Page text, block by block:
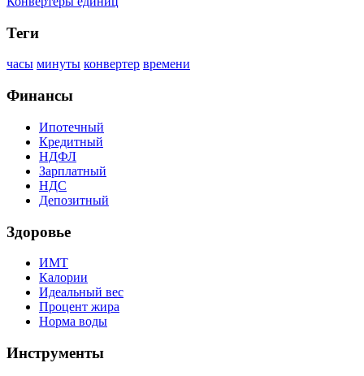
Теги
часы минуты конвертер времени
Финансы
Ипотечный
Кредитный
НДФЛ
Зарплатный
НДС
Депозитный
Здоровье
ИМТ
Калории
Идеальный вес
Процент жира
Норма воды
Инструменты